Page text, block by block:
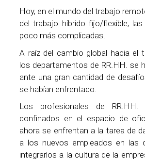
Hoy, en el mundo del trabajo
del trabajo híbrido fijo/flexible,
poco más complicadas.
A raíz del cambio global hacia el
los departamentos de RR.HH. se
ante una gran cantidad de
se habían enfrentado.
Los profesionales de
confinados en el espacio de
ahora se enfrentan a la tarea de
a los nuevos empleados en las
integrarlos a la cultura de la